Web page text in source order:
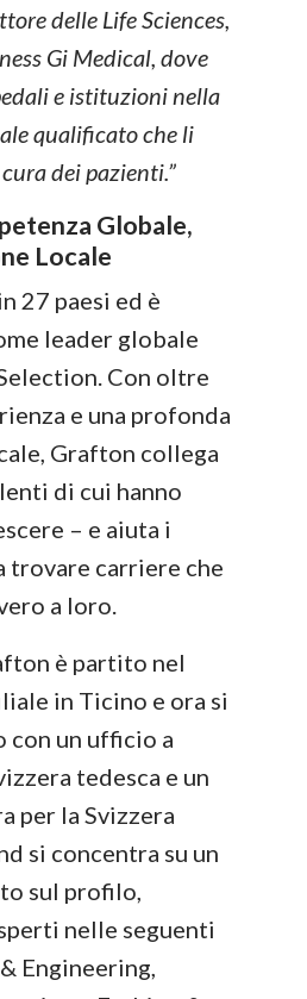
delle Life Sciences,
Gi Medical, dove
e istituzioni nella
qualificato che li
dei pazienti.”
Globale,
Locale
27 paesi ed è
leader globale
Con oltre
e una profonda
Grafton collega
di cui hanno
– e aiuta i
trovare carriere che
a loro.
è partito nel
in Ticino e ora si
con un ufficio a
tedesca e un
per la Svizzera
si concentra su un
sul profilo,
nelle seguenti
Engineering,